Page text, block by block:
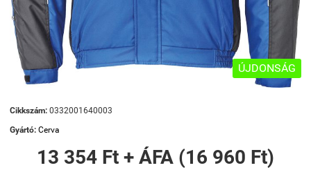
ÚJDONSÁG
Cikkszám: 0332001640003
Gyártó: Cerva
13 354 Ft + ÁFA (16 960 Ft)